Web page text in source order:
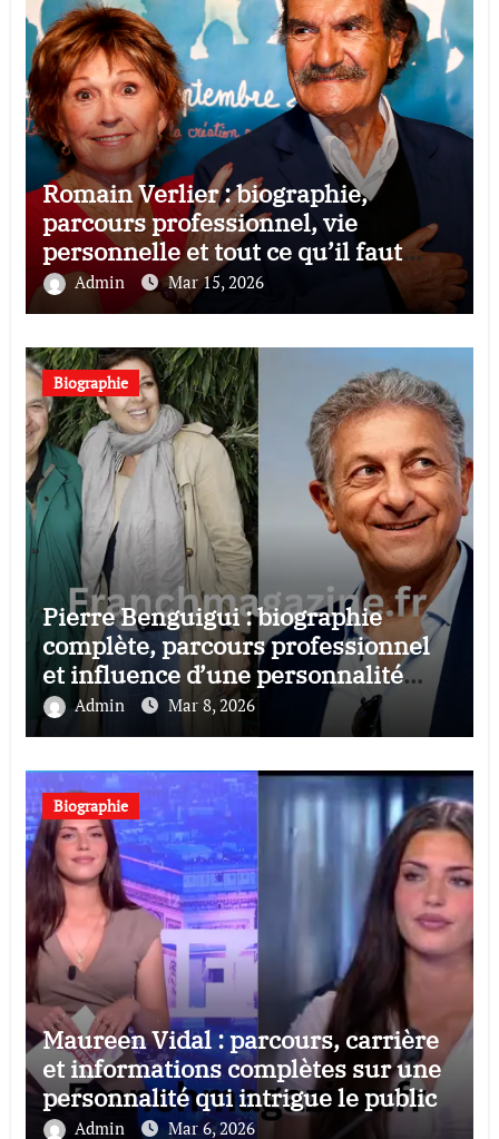
Romain Verlier : biographie,
parcours professionnel, vie
personnelle et tout ce qu’il faut
savoir
Admin Mar 15, 2026
Biographie
Pierre Benguigui : biographie
complète, parcours professionnel
et influence d’une personnalité
discrète mais remarquée
Admin Mar 8, 2026
Biographie
Maureen Vidal : parcours, carrière
et informations complètes sur une
personnalité qui intrigue le public
Admin Mar 6, 2026